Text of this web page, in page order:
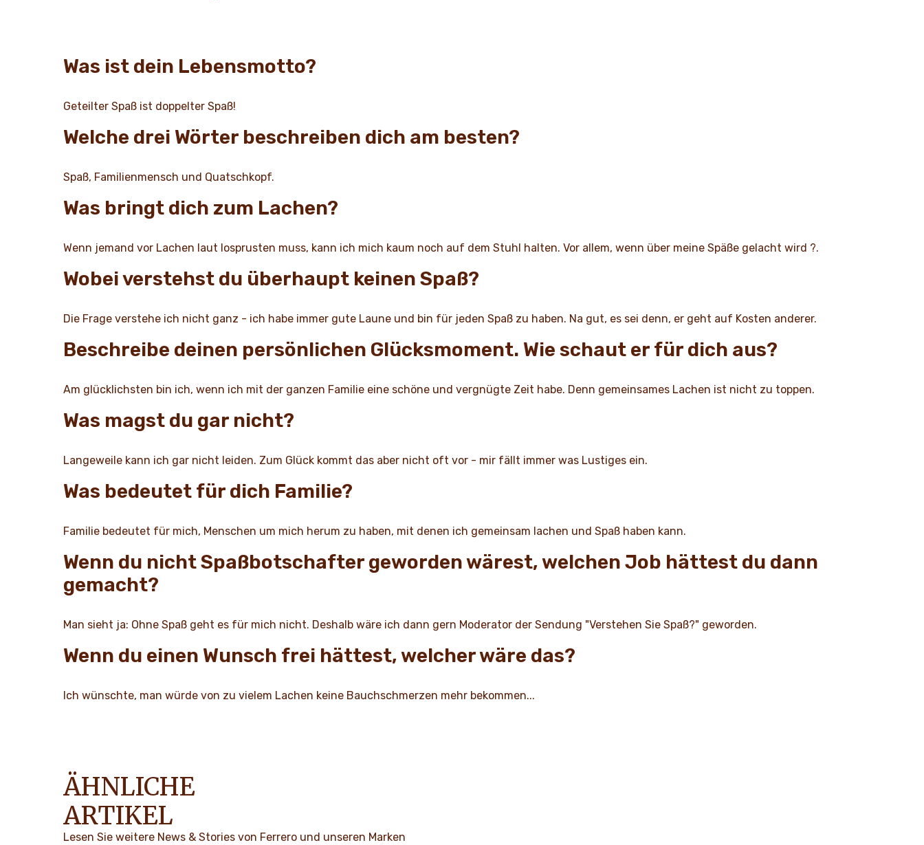
Was ist dein Lebensmotto?
Geteilter Spaß ist doppelter Spaß!
Welche drei Wörter beschreiben dich am besten?
Spaß, Familienmensch und Quatschkopf.
Was bringt dich zum Lachen?
Wenn jemand vor Lachen laut losprusten muss, kann ich mich kaum noch auf dem Stuhl halten. Vor allem, wenn über meine Späße gelacht wird ?.
Wobei verstehst du überhaupt keinen Spaß?
Die Frage verstehe ich nicht ganz - ich habe immer gute Laune und bin für jeden Spaß zu haben. Na gut, es sei denn, er geht auf Kosten anderer.
Beschreibe deinen persönlichen Glücksmoment. Wie schaut er für dich aus?
Am glücklichsten bin ich, wenn ich mit der ganzen Familie eine schöne und vergnügte Zeit habe. Denn gemeinsames Lachen ist nicht zu toppen.
Was magst du gar nicht?
Langeweile kann ich gar nicht leiden. Zum Glück kommt das aber nicht oft vor - mir fällt immer was Lustiges ein.
Was bedeutet für dich Familie?
Familie bedeutet für mich, Menschen um mich herum zu haben, mit denen ich gemeinsam lachen und Spaß haben kann.
Wenn du nicht Spaßbotschafter geworden wärest, welchen Job hättest du dann
gemacht?
Man sieht ja: Ohne Spaß geht es für mich nicht. Deshalb wäre ich dann gern Moderator der Sendung "Verstehen Sie Spaß?" geworden.
Wenn du einen Wunsch frei hättest, welcher wäre das?
Ich wünschte, man würde von zu vielem Lachen keine Bauchschmerzen mehr bekommen...
ÄHNLICHE
ARTIKEL
Lesen Sie weitere News & Stories von Ferrero und unseren Marken